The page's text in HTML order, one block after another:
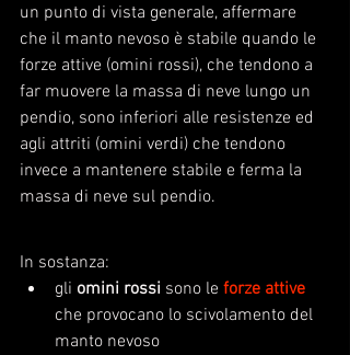
un punto di vista generale, affermare
che il manto nevoso è stabile quando le
forze attive (omini rossi), che tendono a
far muovere la massa di neve lungo un
pendio, sono inferiori alle resistenze ed
agli attriti (omini verdi) che tendono
invece a mantenere stabile e ferma la
massa di neve sul pendio.
In sostanza:
gli omini rossi sono le forze attive
che provocano lo scivolamento del
manto nevoso